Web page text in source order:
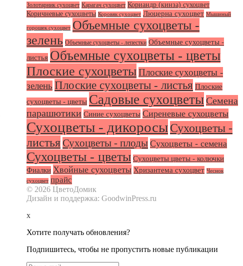
Золотарник сухоцвет Карагач сухоцвет Кориандр (кинза) сухоцвет
Коричневые сухоцветы Коровяк сухоцвет Люцерна сухоцвет Мышиный
горошек сухоцвет Объемные сухоцветы -
зелень Объемные сухоцветы - лепестки Объемные сухоцветы -
листья Объемные сухоцветы - цветы
Плоские сухоцветыПлоские сухоцветы -
зелень Плоские сухоцветы - листья Плоские
сухоцветы - цветы Садовые сухоцветыСемена
парашютики Синие сухоцветы Сиреневые сухоцветы
Сухоцветы - дикоросыСухоцветы -
листья Сухоцветы - плоды Сухоцветы - семена
Сухоцветы - цветы Сухоцветы цветы - колючки
Фиалки Хвойные сухоцветы Хризантема сухоцвет Чеснок
сухоцвет прайс
© 2026 ЦветоДомик
Дизайн и поддержка: GoodwinPress.ru
x
Хотите получать обновления?
Подпишитесь, чтобы не пропустить новые публикации